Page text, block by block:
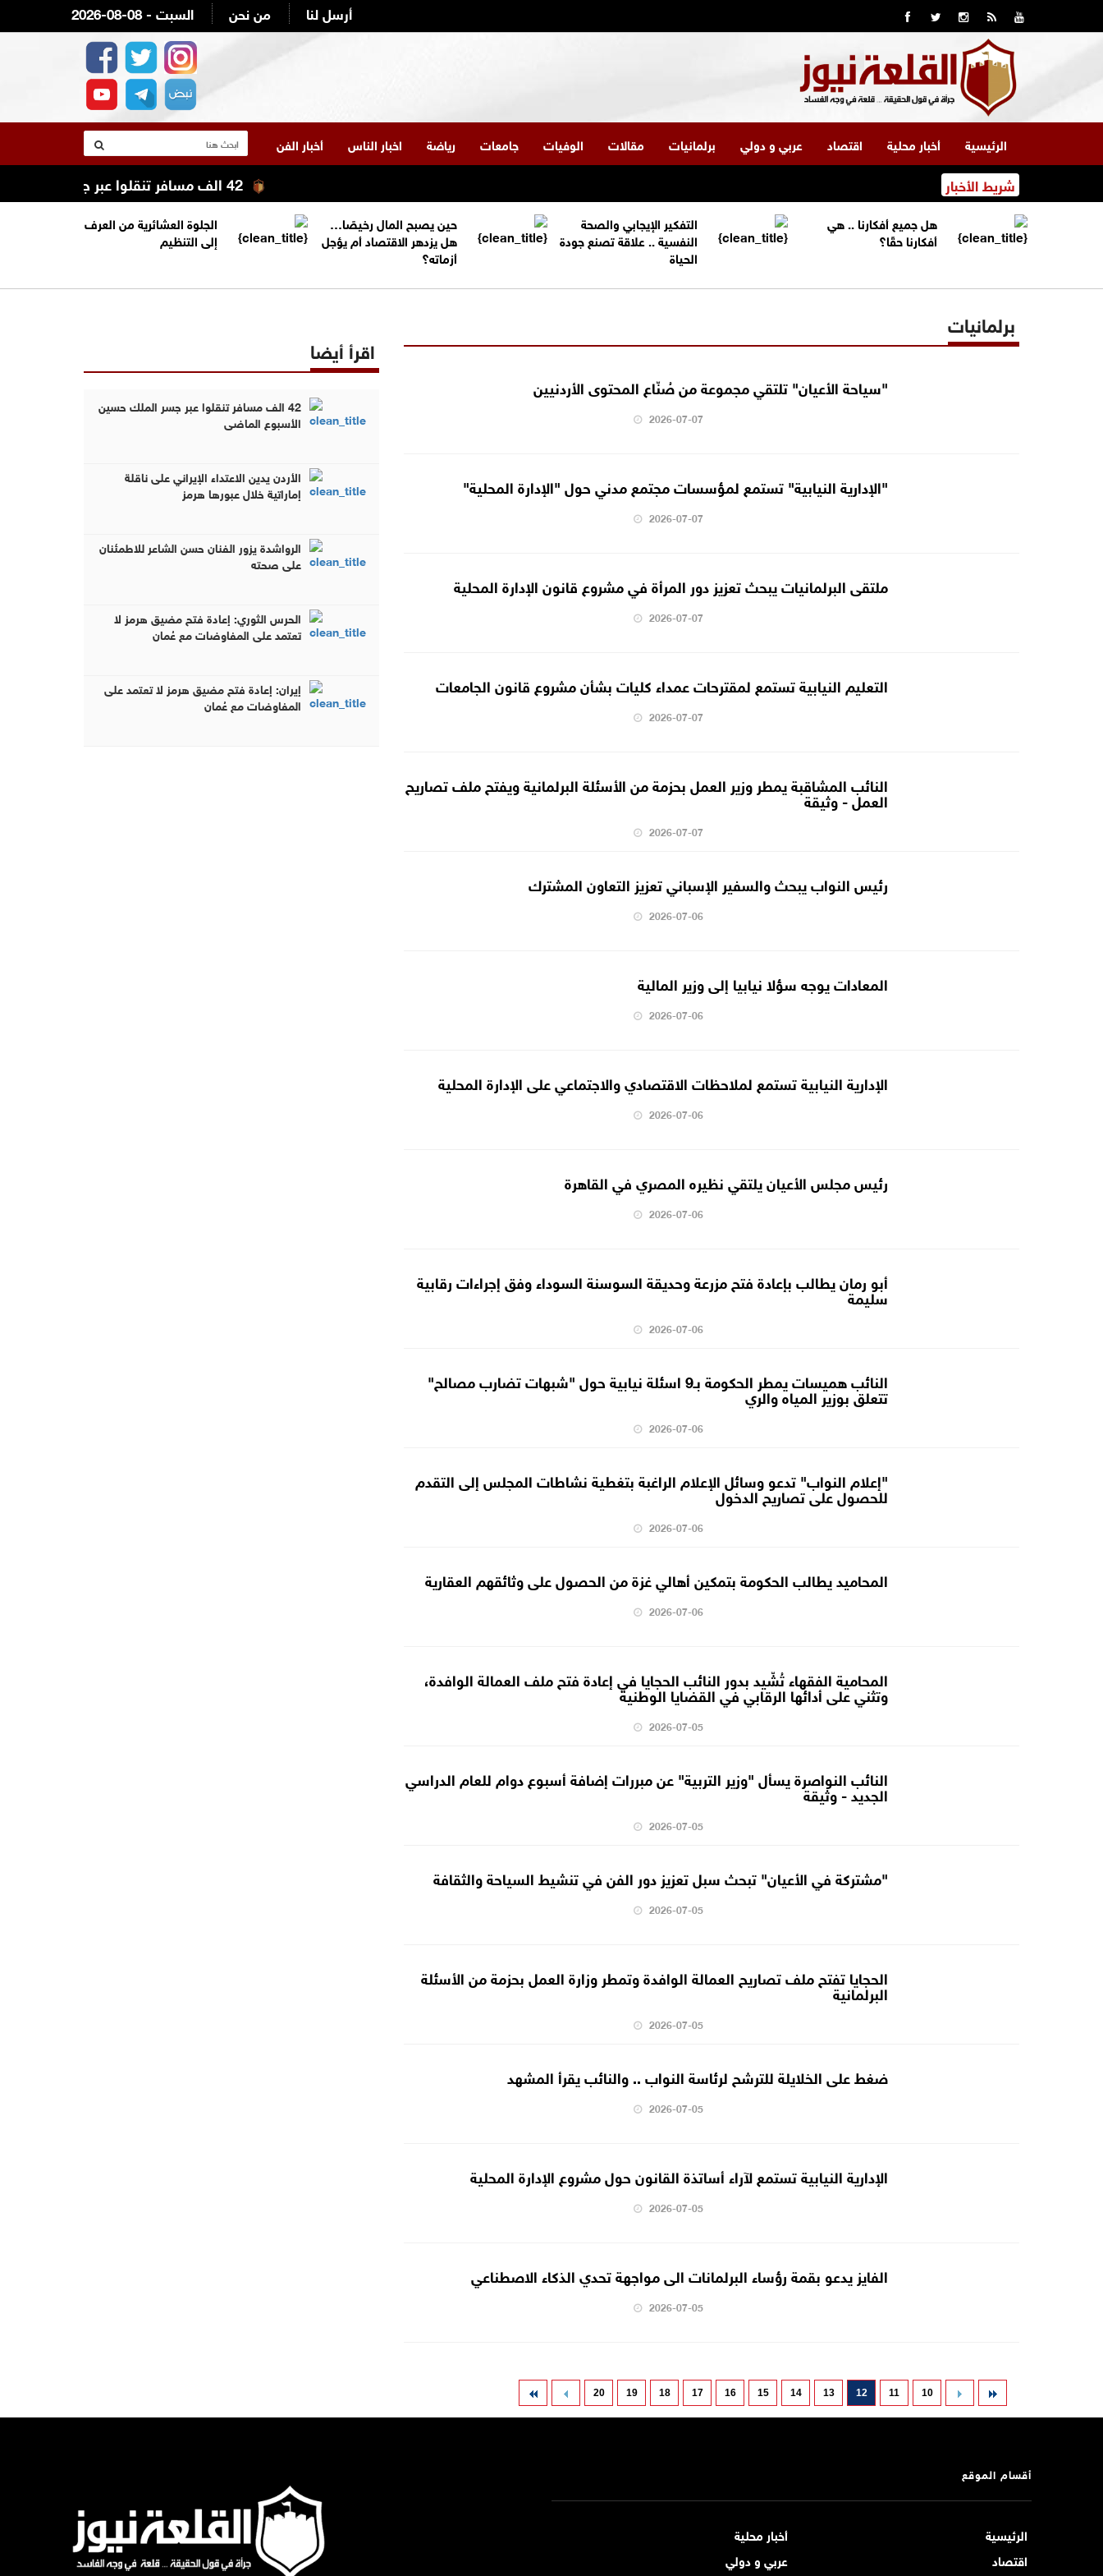
2026-08-08 - السبت من نحن أرسل لنا
الرئيسية أخبار محلية اقتصاد عربي و دولي برلمانيات مقالات الوفيات جامعات رياضة اخبار الناس أخبار الفن
شريط الأخبار
هل جميع أفكارنا .. هي
أفكارنا حقًا؟
التفكير الإيجابي والصحة
النفسية .. علاقة تصنع جودة
الحياة
حين يصبح المال رخيصًا…
هل يزدهر الاقتصاد أم يؤجل
أزماته؟
الجلوة العشائرية من العرف
إلى التنظيم
برلمانيات
"سياحة الأعيان" تلتقي مجموعة من صُنّاع المحتوى الأردنيين
2026-07-07
"الإدارية النيابية" تستمع لمؤسسات مجتمع مدني حول "الإدارة المحلية"
2026-07-07
ملتقى البرلمانيات يبحث تعزيز دور المرأة في مشروع قانون الإدارة المحلية
2026-07-07
التعليم النيابية تستمع لمقترحات عمداء كليات بشأن مشروع قانون الجامعات
2026-07-07
النائب المشاقبة يمطر وزير العمل بحزمة من الأسئلة البرلمانية ويفتح ملف تصاريح
العمل - وثيقة
2026-07-07
رئيس النواب يبحث والسفير الإسباني تعزيز التعاون المشترك
2026-07-06
المعادات يوجه سؤلا نيابيا إلى وزير المالية
2026-07-06
الإدارية النيابية تستمع لملاحظات الاقتصادي والاجتماعي على الإدارة المحلية
2026-07-06
رئيس مجلس الأعيان يلتقي نظيره المصري في القاهرة
2026-07-06
أبو رمان يطالب بإعادة فتح مزرعة وحديقة السوسنة السوداء وفق إجراءات رقابية
سليمة
2026-07-06
النائب هميسات يمطر الحكومة بـ9 اسئلة نيابية حول "شبهات تضارب مصالح"
تتعلق بوزير المياه والري
2026-07-06
"إعلام النواب" تدعو وسائل الإعلام الراغبة بتغطية نشاطات المجلس إلى التقدم
للحصول على تصاريح الدخول
2026-07-06
المحاميد يطالب الحكومة بتمكين أهالي غزة من الحصول على وثائقهم العقارية
2026-07-06
المحامية الفقهاء تُشّيد بدور النائب الحجايا في إعادة فتح ملف العمالة الوافدة،
وتثني على أدائها الرقابي في القضايا الوطنية
2026-07-05
النائب النواصرة يسأل "وزير التربية" عن مبررات إضافة أسبوع دوام للعام الدراسي
الجديد - وثيقة
2026-07-05
"مشتركة في الأعيان" تبحث سبل تعزيز دور الفن في تنشيط السياحة والثقافة
2026-07-05
الحجايا تفتح ملف تصاريح العمالة الوافدة وتمطر وزارة العمل بحزمة من الأسئلة
البرلمانية
2026-07-05
ضغط على الخلايلة للترشح لرئاسة النواب .. والنائب يقرأ المشهد
2026-07-05
الإدارية النيابية تستمع لآراء أساتذة القانون حول مشروع الإدارة المحلية
2026-07-05
الفايز يدعو بقمة رؤساء البرلمانات الى مواجهة تحدي الذكاء الاصطناعي
2026-07-05
10
11
12
13
14
15
16
17
18
19
20
اقرأ أيضا
42 الف مسافر تنقلوا عبر جسر الملك حسين
الأسبوع الماضي
الأردن يدين الاعتداء الإيراني على ناقلة
إماراتية خلال عبورها هرمز
الرواشدة يزور الفنان حسن الشاعر للاطمئنان
على صحته
الحرس الثوري: إعادة فتح مضيق هرمز لا
تعتمد على المفاوضات مع عُمان
إيران: إعادة فتح مضيق هرمز لا تعتمد على
المفاوضات مع عُمان
أقسام الموقع
الرئيسية
أخبار محلية
اقتصاد
عربي و دولي